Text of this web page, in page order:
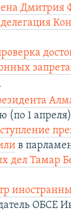
Дмитрия
делегация
(по 1
в
дел Тамар
ОБСЕ